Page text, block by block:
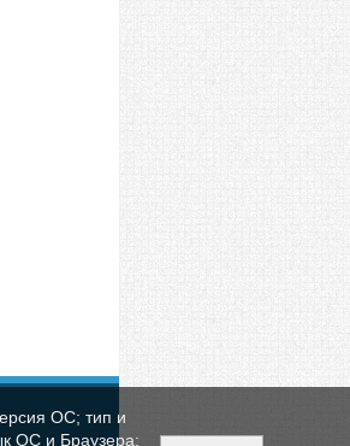
ОС; тип и
ОС и Браузера;